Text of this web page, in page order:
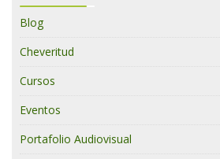
Blog
Cheveritud
Cursos
Eventos
Portafolio Audiovisual